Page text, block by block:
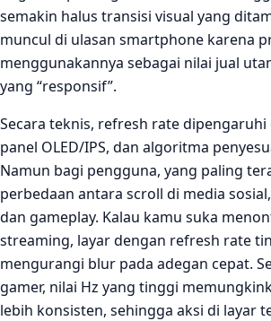
semakin halus transisi visual yang
muncul di ulasan smartphone karena
menggunakannya sebagai nilai jual
yang “responsif”.
Secara teknis, refresh rate dipengaruhi
panel OLED/IPS, dan algoritma
Namun bagi pengguna, yang paling
perbedaan antara scroll di media
dan gameplay. Kalau kamu suka
streaming, layar dengan refresh rate
mengurangi blur pada adegan cepat.
gamer, nilai Hz yang tinggi
lebih konsisten, sehingga aksi di layar